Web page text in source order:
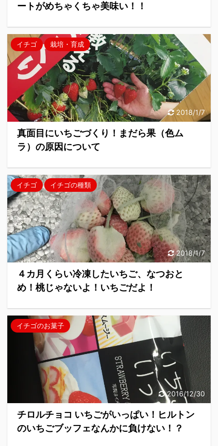
ートがめちゃくちゃ美味い！！
2018/1/7
イチゴ 栽培・育成
真面目にいちごづくり！まだら果（色ム
ラ）の原因について
2018/1/7
イチゴ イチゴの種類
４カ月くらい冷凍したいちご、なつおと
め！桃じゃないよ！いちごだよ！
2016/12/30
イチゴのお菓子
チロルチョコ いちごがいっぱい！ヒルトン
のいちごブッフェなんかに負けない！？